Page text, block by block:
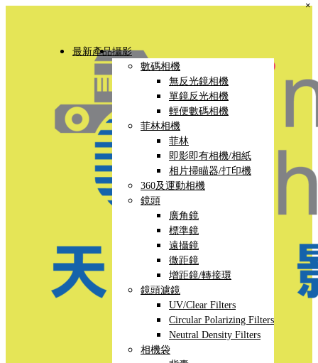
最新產品攝影
數碼相機
無反光鏡相機
單鏡反光相機
輕便數碼相機
菲林相機
菲林
即影即有相機/相紙
相片掃瞄器/打印機
360及運動相機
鏡頭
廣角鏡
標準鏡
遠攝鏡
微距鏡
增距鏡/轉接環
鏡頭濾鏡
UV/Clear Filters
Circular Polarizing Filters
Neutral Density Filters
相機袋
×